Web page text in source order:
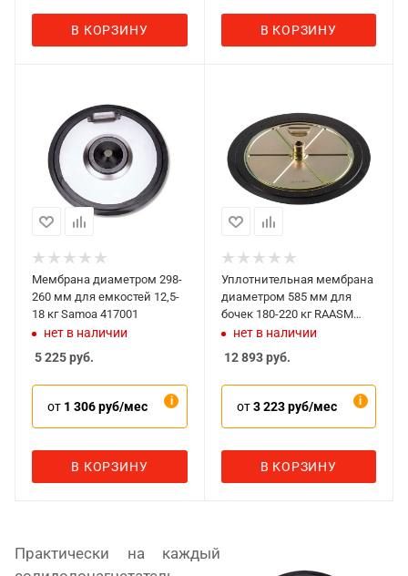
В КОРЗИНУ В КОРЗИНУ
Мембрана диаметром 298-
260 мм для емкостей 12,5-
18 кг Samoa 417001
нет в наличии
5 225руб.
от 1 306 руб/мес
В КОРЗИНУ
Уплотнительная мембрана
диаметром 585 мм для
бочек 180-220 кг RAASM
66590
нет в наличии
12 893руб.
от3 223 руб/мес
В КОРЗИНУ
Практически на каждый